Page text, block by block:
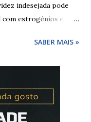
indesejada pode
com estrogénios e
yasmin® e
dia, seguindo
da cartela ou blister
menstruar. A mulher
SABER MAIS »